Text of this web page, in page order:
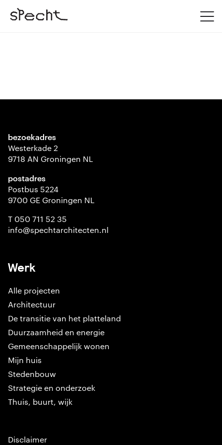
bezoekadres
Westerkade 2
9718 AN Groningen NL
postadres
Postbus 5224
9700 GE Groningen NL
T 050 711 52 35
info@spechtarchitecten.nl
Werk
Alle projecten
Architectuur
De transitie van het platteland
Duurzaamheid en energie
Gemeenschappelijk wonen
Mijn huis
Stedenbouw
Strategie en onderzoek
Thuis, buurt, wijk
Disclaimer